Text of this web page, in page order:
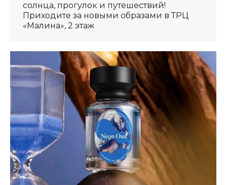
солнца, прогулок и путешествий!
Приходите за новыми образами в ТРЦ
«Малина», 2 этаж